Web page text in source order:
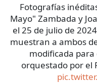
Fotografías
Mayo" Zambada y
el 25 de julio de
muestran a ambos
modificada
orquestado por el